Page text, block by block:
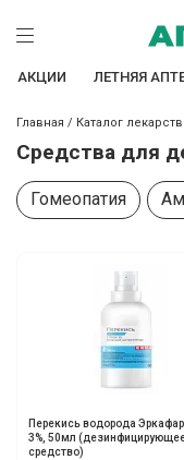
АКЦИИ ЛЕТНЯЯ
Главная / Каталог
Средства для
Гомеопатия
Перекись водорода
3%, 50мл
средство)